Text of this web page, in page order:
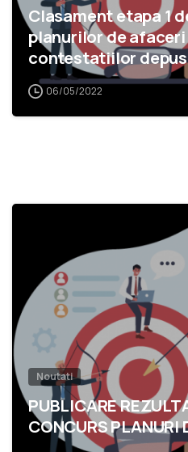
Clasament etapa 1
planurilor de
contestatiilor
06/05/2022
Noutati
PUBLICARE
CONCURS PLANURI